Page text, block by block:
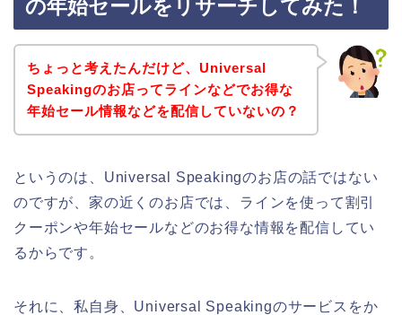
の年始セールをリサーチしてみた！
ちょっと考えたんだけど、Universal
Speakingのお店ってラインなどでお得な
年始セール情報などを配信していないの？
というのは、Universal Speakingのお店の話ではない
のですが、家の近くのお店では、ラインを使って割引
クーポンや年始セールなどのお得な情報を配信してい
るからです。
それに、私自身、Universal Speakingのサービスをか